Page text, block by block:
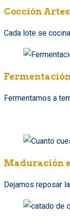
Cocción
Cada lote se
Fermentamos a
Maduración
Dejamos reposar